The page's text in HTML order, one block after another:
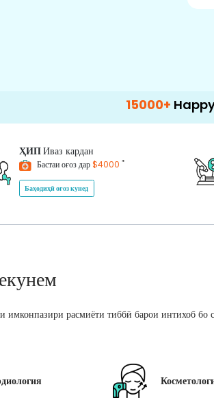
Happy Patients
ҲИПИваз кардан
Бастаи оғоз дар$4000 *
Баҳодиҳӣ оғоз кунед
имконпазири расмиёти тиббӣ барои интихоб